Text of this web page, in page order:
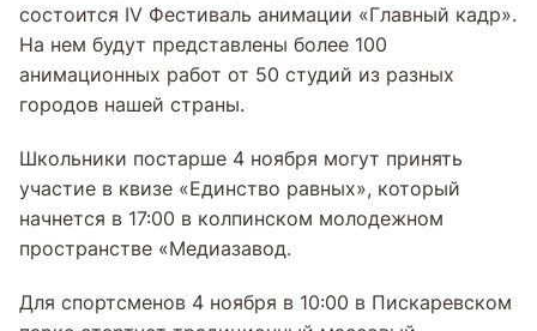
состоится IV Фестиваль анимации «Главный кадр».
На нем будут представлены более 100
анимационных работ от 50 студий из разных
городов нашей страны.
Школьники постарше 4 ноября могут принять
участие в квизе «Единство равных», который
начнется в 17:00 в колпинском молодежном
пространстве «Медиазавод.
Для спортсменов 4 ноября в 10:00 в Пискаревском